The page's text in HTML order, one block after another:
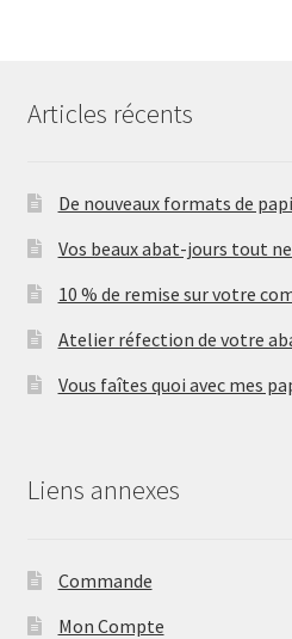
Articles récents
De nouveaux formats de
Vos beaux abat-jours tout
10 % de remise sur votre
Atelier réfection de votre
Vous faîtes quoi avec mes
Liens annexes
Commande
Mon Compte